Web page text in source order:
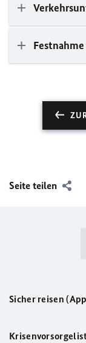
Festnahme
Seite teilen
Sicher reisen